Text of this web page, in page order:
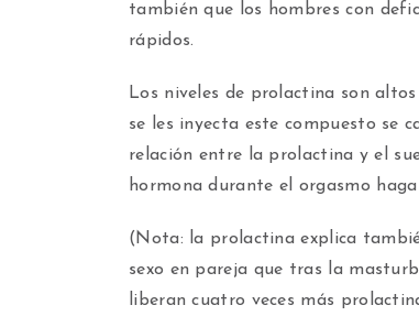
también que los hombres con
rápidos.
Los niveles de prolactina son
se les inyecta este compuesto se
relación entre la prolactina y el
hormona durante el orgasmo
(Nota: la prolactina explica
sexo en pareja que tras la
liberan cuatro veces más